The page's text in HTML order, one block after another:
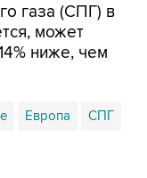
газа (СПГ) в
может
ниже, чем
Европа СПГ